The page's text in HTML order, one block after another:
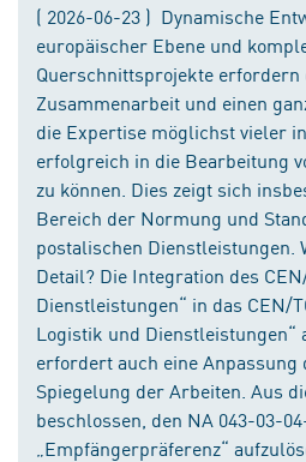
( 2026-06-23 ) Dynamische
europäischer Ebene und
Querschnittsprojekte erfordern
Zusammenarbeit und einen
die Expertise möglichst vieler
erfolgreich in die Bearbeitung
zu können. Dies zeigt sich
Bereich der Normung und
postalischen Dienstleistungen.
Detail? Die Integration des
Dienstleistungen“ in das CEN/
Logistik und Dienstleistungen“
erfordert auch eine Anpassung
Spiegelung der Arbeiten. Aus
beschlossen, den NA 043-03-
„Empfängerpräferenz“